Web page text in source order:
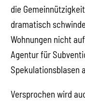
die
dramatisch
Wohnungen nicht
Agentur für
Spekulationsblasen
Versprochen wird